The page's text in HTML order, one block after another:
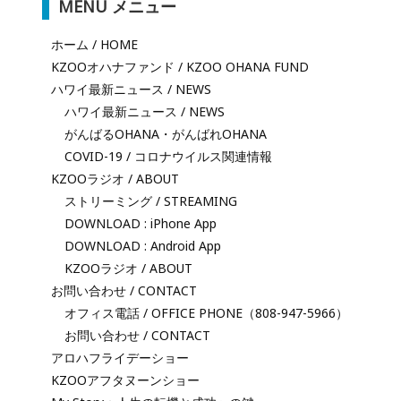
MENU メニュー
ホーム / HOME
KZOOオハナファンド / KZOO OHANA FUND
ハワイ最新ニュース / NEWS
ハワイ最新ニュース / NEWS
がんばるOHANA・がんばれOHANA
COVID-19 / コロナウイルス関連情報
KZOOラジオ / ABOUT
ストリーミング / STREAMING
DOWNLOAD : iPhone App
DOWNLOAD : Android App
KZOOラジオ / ABOUT
お問い合わせ / CONTACT
オフィス電話 / OFFICE PHONE（808-947-5966）
お問い合わせ / CONTACT
アロハフライデーショー
KZOOアフタヌーンショー